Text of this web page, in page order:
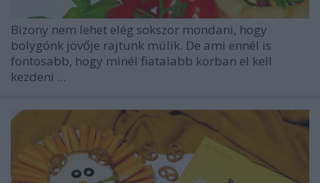
Bizony nem lehet elég sokszor mondani, hogy
bolygónk jövője rajtunk múlik. De ami ennél is
fontosabb, hogy minél fiatalabb korban el kell
kezdeni ...